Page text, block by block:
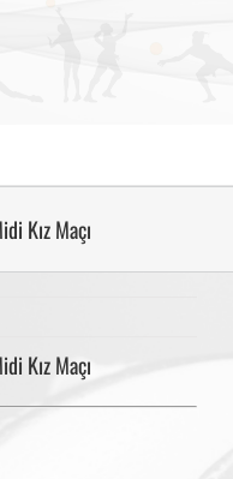
Kız Maçı
Kız Maçı